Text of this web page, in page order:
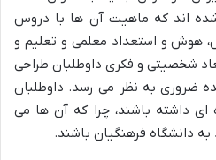
شده اند که ماهیت آن ها با دروس
هوش و استعداد معلمی و تعلیم و
شخصیتی و فکری داوطلبان طراحی
ضروری به نظر می رسد. داوطلبان
داشته باشند، چرا که آن ها می
دانشگاه فرهنگیان باشند.